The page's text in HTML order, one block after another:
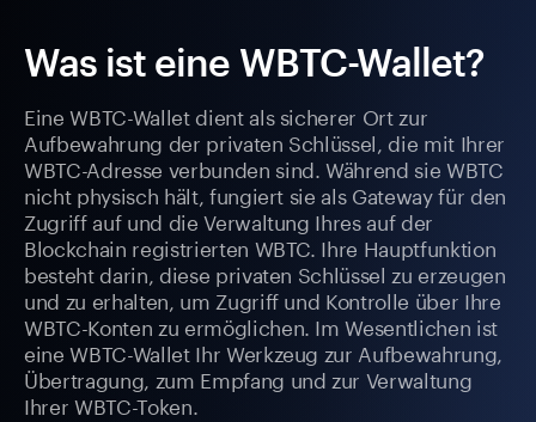
Was ist eine WBTC-Wallet?
Eine WBTC-Wallet dient als sicherer Ort zur
Aufbewahrung der privaten Schlüssel, die mit Ihrer
WBTC-Adresse verbunden sind. Während sie WBTC
nicht physisch hält, fungiert sie als Gateway für den
Zugriff auf und die Verwaltung Ihres auf der
Blockchain registrierten WBTC. Ihre Hauptfunktion
besteht darin, diese privaten Schlüssel zu erzeugen
und zu erhalten, um Zugriff und Kontrolle über Ihre
WBTC-Konten zu ermöglichen. Im Wesentlichen ist
eine WBTC-Wallet Ihr Werkzeug zur Aufbewahrung,
Übertragung, zum Empfang und zur Verwaltung
Ihrer WBTC-Token.